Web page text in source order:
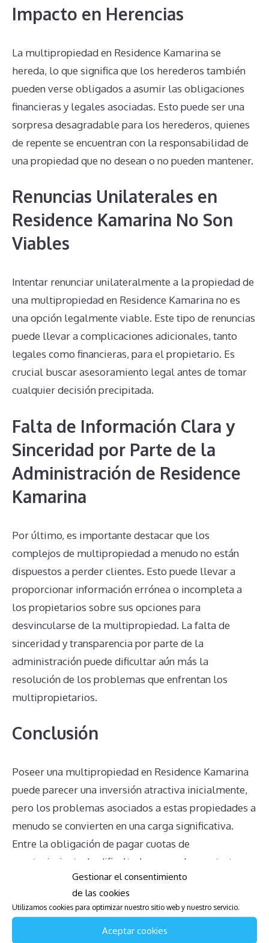
Gestionar el consentimiento
de las cookies
Utilizamos cookies para optimizar nuestro sitio web y nuestro servicio.
Aceptar cookies
Impacto en Herencias
La multipropiedad en Residence Kamarina se
hereda, lo que significa que los herederos también
pueden verse obligados a asumir las obligaciones
financieras y legales asociadas. Esto puede ser una
sorpresa desagradable para los herederos, quienes
de repente se encuentran con la responsabilidad de
una propiedad que no desean o no pueden mantener.
Renuncias Unilaterales en
Residence Kamarina No Son
Viables
Intentar renunciar unilateralmente a la propiedad de
una multipropiedad en Residence Kamarina no es
una opción legalmente viable. Este tipo de renuncias
puede llevar a complicaciones adicionales, tanto
legales como financieras, para el propietario. Es
crucial buscar asesoramiento legal antes de tomar
cualquier decisión precipitada.
Falta de Información Clara y
Sinceridad por Parte de la
Administración de Residence
Kamarina
Por último, es importante destacar que los
complejos de multipropiedad a menudo no están
dispuestos a perder clientes. Esto puede llevar a
proporcionar información errónea o incompleta a
los propietarios sobre sus opciones para
desvincularse de la multipropiedad. La falta de
sinceridad y transparencia por parte de la
administración puede dificultar aún más la
resolución de los problemas que enfrentan los
multipropietarios.
Conclusión
Poseer una multipropiedad en Residence Kamarina
puede parecer una inversión atractiva inicialmente,
pero los problemas asociados a estas propiedades a
menudo se convierten en una carga significativa.
Entre la obligación de pagar cuotas de
mantenimiento, la dificultad para anular contratos, y
la falta de un mercado real para vender, los
propietarios pueden encontrarse en una situación
complicada. La comprensión de los derechos y
obligaciones, así como la búsqueda de asesoría legal